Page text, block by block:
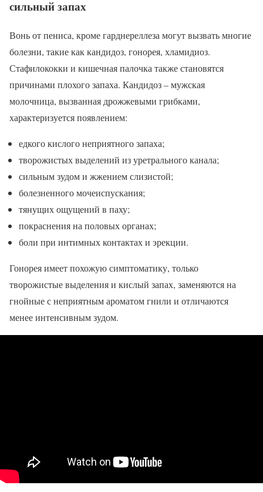
сильный запах
Вонь от пениса, кроме гарднереллеза могут вызвать многие
болезни, такие как кандидоз, гонорея, хламидиоз.
Стафилококки и кишечная палочка также становятся
причинами плохого запаха. Кандидоз – мужская
молочница, вызванная дрожжевыми грибками,
характеризуется появлением:
едкого кислого неприятного запаха;
творожистых выделений из уретрального канала;
сильным зудом и жжением слизистой;
болезненного мочеиспускания;
тянущих ощущений в паху;
покраснения на половых органах;
боли при интимных контактах и эрекции.
Гонорея имеет похожую симптоматику, только
творожистые выделения и кислый запах, заменяются на
гнойные с неприятным ароматом гнили и отличаются
менее интенсивным зудом.